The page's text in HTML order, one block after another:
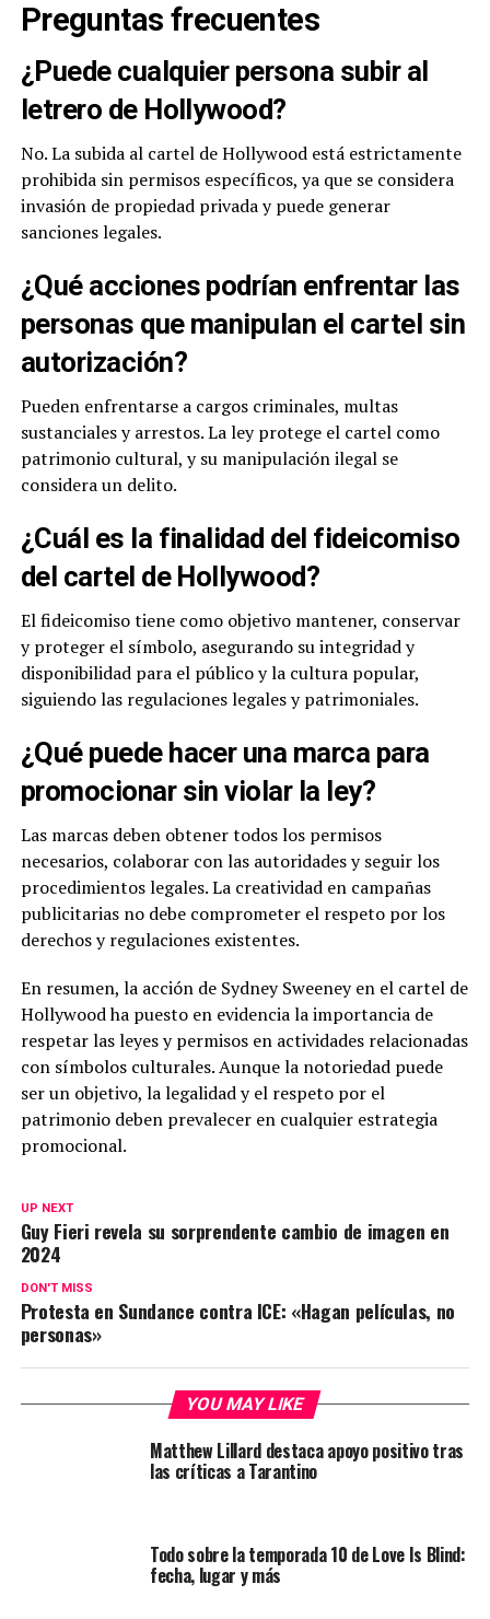
Preguntas frecuentes
¿Puede cualquier persona subir al
letrero de Hollywood?
No. La subida al cartel de Hollywood está estrictamente
prohibida sin permisos específicos, ya que se considera
invasión de propiedad privada y puede generar
sanciones legales.
¿Qué acciones podrían enfrentar las
personas que manipulan el cartel sin
autorización?
Pueden enfrentarse a cargos criminales, multas
sustanciales y arrestos. La ley protege el cartel como
patrimonio cultural, y su manipulación ilegal se
considera un delito.
¿Cuál es la finalidad del fideicomiso
del cartel de Hollywood?
El fideicomiso tiene como objetivo mantener, conservar
y proteger el símbolo, asegurando su integridad y
disponibilidad para el público y la cultura popular,
siguiendo las regulaciones legales y patrimoniales.
¿Qué puede hacer una marca para
promocionar sin violar la ley?
Las marcas deben obtener todos los permisos
necesarios, colaborar con las autoridades y seguir los
procedimientos legales. La creatividad en campañas
publicitarias no debe comprometer el respeto por los
derechos y regulaciones existentes.
En resumen, la acción de Sydney Sweeney en el cartel de
Hollywood ha puesto en evidencia la importancia de
respetar las leyes y permisos en actividades relacionadas
con símbolos culturales. Aunque la notoriedad puede
ser un objetivo, la legalidad y el respeto por el
patrimonio deben prevalecer en cualquier estrategia
promocional.
UP NEXT
Guy Fieri revela su sorprendente cambio de imagen en
2024
DON'T MISS
Protesta en Sundance contra ICE: «Hagan películas, no
personas»
YOU MAY LIKE
Matthew Lillard destaca apoyo positivo tras
las críticas a Tarantino
Todo sobre la temporada 10 de Love Is Blind:
fecha, lugar y más